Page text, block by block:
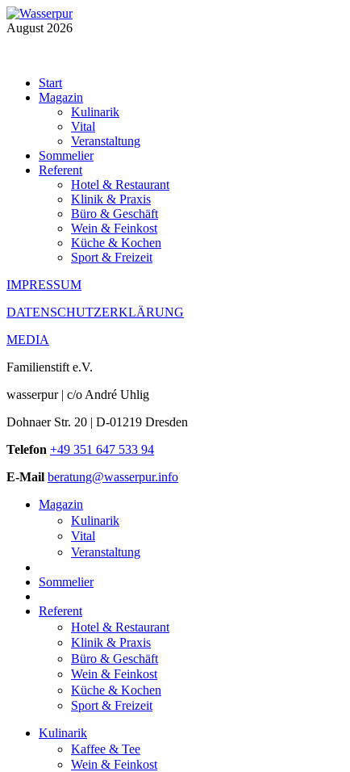
August 2026
Start
Magazin
Kulinarik
Vital
Veranstaltung
Sommelier
Referent
Hotel & Restaurant
Klinik & Praxis
Büro & Geschäft
Wein & Feinkost
Küche & Kochen
Sport & Freizeit
IMPRESSUM
DATENSCHUTZERKLÄRUNG
MEDIA
Familienstift e.V.
wasserpur | c/o André Uhlig
Dohnaer Str. 20 | D-01219 Dresden
Telefon +49 351 647 533 94
E-Mail beratung@wasserpur.info
Magazin
Kulinarik
Vital
Veranstaltung
Sommelier
Referent
Hotel & Restaurant
Klinik & Praxis
Büro & Geschäft
Wein & Feinkost
Küche & Kochen
Sport & Freizeit
Kulinarik
Kaffee & Tee
Wein & Feinkost